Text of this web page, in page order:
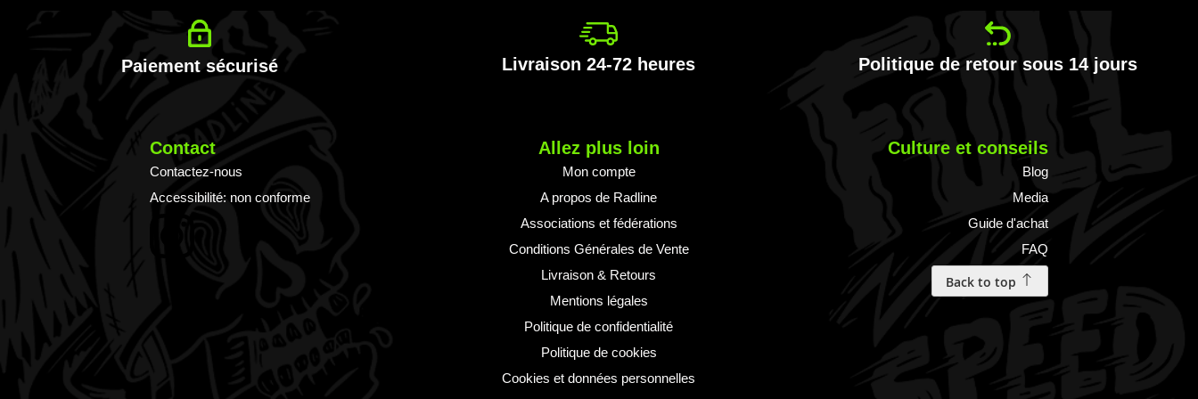
Paiement sécurisé Livraison 24-72 heures Politique de retour sous 14 jours
Contact
Contactez-nous
Accessibilité: non conforme
Allez plus loin
Mon compte
A propos de Radline
Associations et fédérations
Conditions Générales de Vente
Livraison & Retours
Mentions légales
Politique de confidentialité
Politique de cookies
Cookies et données personnelles
Culture et conseils
Blog
Media
Guide d'achat
FAQ
Back to top